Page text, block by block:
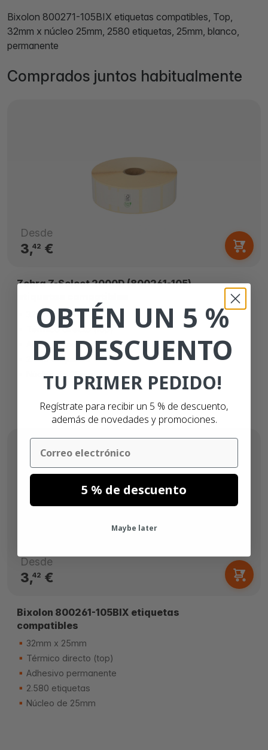
Bixolon 800271-105BIX etiquetas compatibles, Top,
32mm x núcleo 25mm, 2580 etiquetas, 25mm, blanco,
permanente
Comprados juntos habitualmente
Desde
3,42 €
Zebra Z-Select 2000D (800261-105)
32mm x 25mm
Térmico directo (top)
Adhesivo permanente
2.580 etiquetas
Núcleo de 25mm
Desde
3,42 €
Bixolon 800261-105BIX etiquetas
compatibles
32mm x 25mm
Térmico directo (top)
Adhesivo permanente
2.580 etiquetas
Núcleo de 25mm
OBTÉN UN 5 %
DE DESCUENTO
TU PRIMER PEDIDO!
Regístrate para recibir un 5 % de descuento,
además de novedades y promociones.
Email
5 % de descuento
Maybe later